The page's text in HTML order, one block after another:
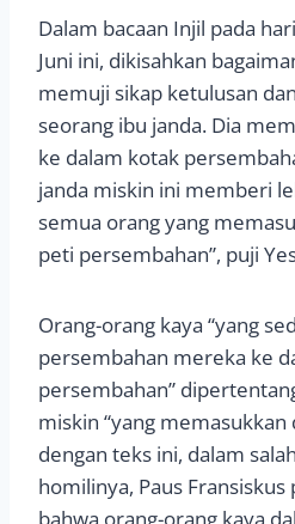
Dalam bacaan Injil pada
Juni ini, dikisahkan
memuji sikap ketulusan
seorang ibu janda. Dia
ke dalam kotak
janda miskin ini memberi
semua orang yang
peti persembahan”, puji
Orang-orang kaya “yang
persembahan mereka ke
persembahan”
miskin “yang memasukkan
dengan teks ini, dalam
homilinya, Paus